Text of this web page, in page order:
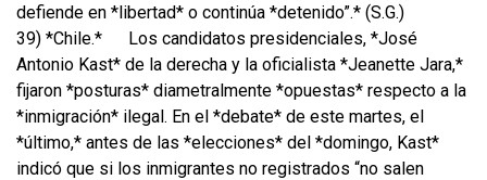
defiende en *libertad* o continúa *detenido”.* (S.G.)
39) *Chile.*
Los candidatos presidenciales, *José
Antonio Kast* de la derecha y la oficialista *Jeanette Jara,*
fijaron *posturas* diametralmente *opuestas* respecto a la
*inmigración* ilegal. En el *debate* de este martes, el
*último,* antes de las *elecciones* del *domingo, Kast*
indicó que si los inmigrantes no registrados “no salen